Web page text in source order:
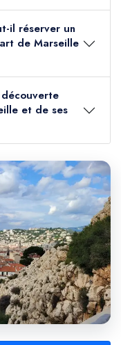
il réserver un
de Marseille
et de ses